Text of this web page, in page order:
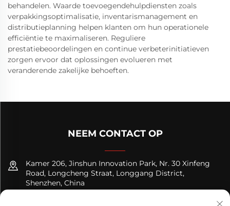
behandelen. Waarde toevoegendehulpdiensten zoals
verpakkingsoptimalisatie, inventarismanagement en
distributieplanning helpen klanten om hun operationele
efficiëntie te maximaliseren. Reguliere
prestatiebeoordelingen en continue verbeterinitiatieven
zorgen ervoor dat oplossingen evolueren met
veranderende zakelijke behoeften.
NEEM CONTACT OP
Kamer 206, Jinshun Innovation Park, Nr. 30 Xinfeng
Road, Longcheng Straat, Longgang District,
Shenzhen, China